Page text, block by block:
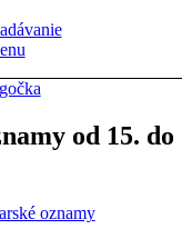
od 15. do
oznamy